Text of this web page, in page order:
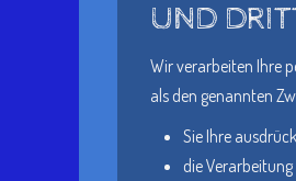
UND
Wir verarbeiten Ihre
als den genannten
Sie Ihre
die